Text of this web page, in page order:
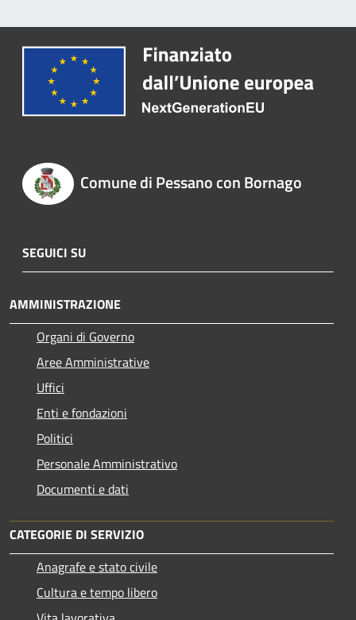
Comune di Pessano con Bornago
SEGUICI SU
AMMINISTRAZIONE
Organi di Governo
Aree Amministrative
Uffici
Enti e fondazioni
Politici
Personale Amministrativo
Documenti e dati
CATEGORIE DI SERVIZIO
Anagrafe e stato civile
Cultura e tempo libero